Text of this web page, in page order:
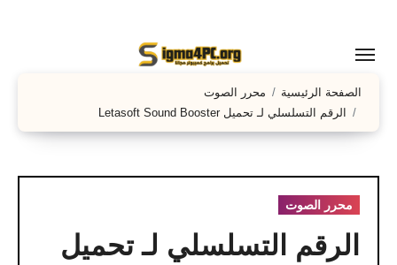
المحتوى
الصفحة الرئيسية
محرر الصوت
الرقم التسلسلي لـ تحميل Letasoft Sound Booster
محرر الصوت
الرقم التسلسلي لـ تحميل